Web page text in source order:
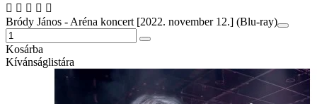
Bródy János - Aréna koncert [2022. november 12.] (Blu-ray)
Kosárba
Kívánságlistára